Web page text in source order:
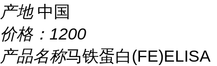
产地 中国
价格： 1200
产品名称马铁蛋白(FE)ELISA